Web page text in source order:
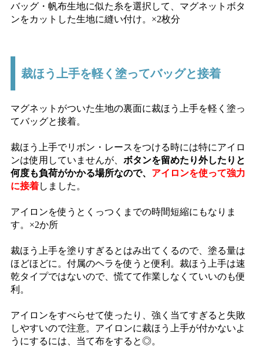
バッグ・帆布生地に似た糸を選択して、マグネットボタ
ンをカットした生地に縫い付け。×2枚分
裁ほう上手を軽く塗ってバッグと接着
マグネットがついた生地の裏面に裁ほう上手を軽く塗っ
てバッグと接着。
裁ほう上手でリボン・レースをつける時には特にアイロ
ンは使用していませんが、 ボタンを留めたり外したりと
何度も負荷がかかる場所なので、 アイロンを使って強力
に接着しました。
アイロンを使うとくっつくまでの時間短縮にもなりま
す。×2か所
裁ほう上手を塗りすぎるとはみ出てくるので、塗る量は
ほどほどに。付属のヘラを使うと便利。裁ほう上手は速
乾タイプではないので、慌てて作業しなくていいのも便
利。
アイロンをすべらせて使ったり、強く当てすぎると失敗
しやすいので注意。アイロンに裁ほう上手が付かないよ
うにするには、当て布をすると◎。